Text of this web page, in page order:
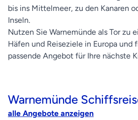
bis ins Mittelmeer, zu den Kanaren
Inseln.
Nutzen Sie Warnemünde als Tor zu
Häfen und Reiseziele in Europa und
passende Angebot für Ihre nächste
Warnemünde
alle Angebote anzeigen